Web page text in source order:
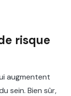
risque
augmentent
sein. Bien sûr,